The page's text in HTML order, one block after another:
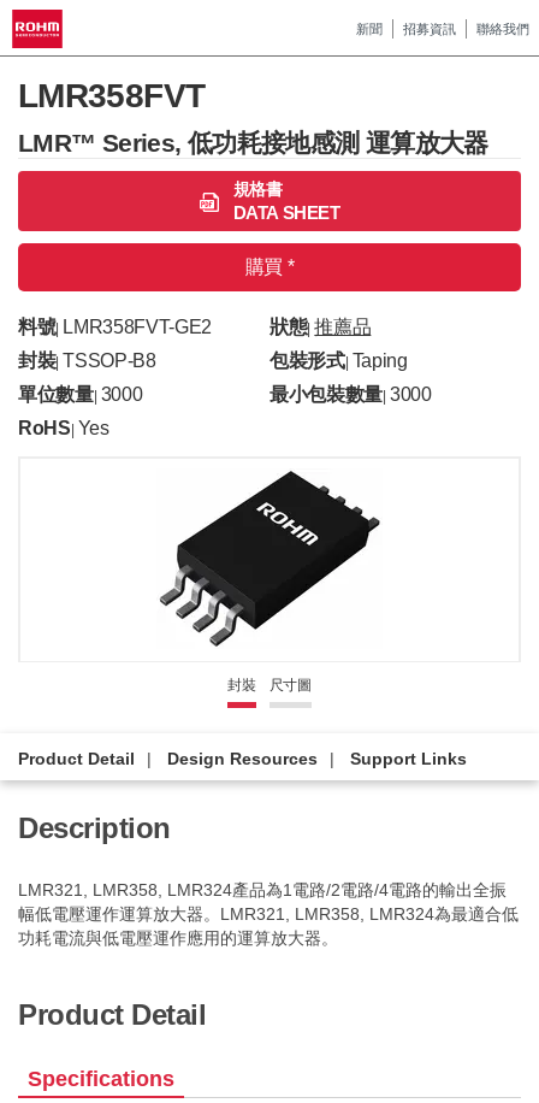
新聞 招募資訊 聯絡我們
LMR358FVT
LMR™ Series, 低功耗接地感測 運算放大器
規格書
DATA SHEET
購買 *
料號| LMR358FVT-GE2 狀態|推薦品
封裝| TSSOP-B8 包裝形式| Taping
單位數量| 3000 最小包裝數量 |3000
RoHS Yes
封裝 尺寸圖
Product Detail Design Resources Support Links
Description
LMR321, LMR358, LMR324產品為1電路/2電路/4電路的輸出全振
幅低電壓運作運算放大器。LMR321, LMR358, LMR324為最適合低
功耗電流與低電壓運作應用的運算放大器。
Product Detail
Specifications